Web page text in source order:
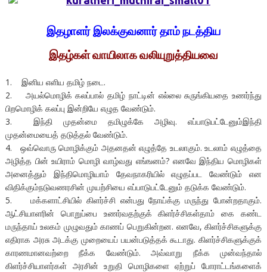
இதழாளர் இலக்குவனார் தாம் நடத்திய
இதழ்கள் வாயிலாக வலியுறுத்தியவை
1. இனிய எளிய தமிழ் நடை.
2. அயல்மொழிக் கலப்பால் தமிழ் நாட்டின் எல்லை சுருங்கியதை உணர்ந்து
பிறமொழிக் கலப்பு இன்றியே எழுத வேண்டும்.
3. இந்தி முதன்மை தமிழுக்கே அழிவு. எப்பாடுபட்டேனும்இந்தி
முதன்மையைத் தடுத்தல் வேண்டும்.
4. ஒவ்வொரு மொழிக்கும் அதனதன் எழுத்தே உடலாகும். உடலாம் எழுத்தை
அழித்த பின் உயிராம் மொழி வாழ்வது எங்ஙனம்? எனவே இந்திய மொழிகள்
அனைத்தும் இந்திமொழியாம் தேவநாகரியில் எழுதப்பட வேண்டும் என
விதிக்கும்நடுவணரசின் முயற்சியை எப்பாடுபட்டேனும் தடுக்க வேண்டும்.
5. மக்களாட்சியில் கிளர்ச்சி என்பது நோய்க்கு மருந்து போன்றதாகும்.
ஆட்சியாளரின் பொறுப்பை உணர்வதற்குக் கிளர்ச்சிகள்தாம் கை கண்ட
மருந்தாய் உலகம் முழுவதும் காணப் பெறுகின்றன. எனவே, கிளர்ச்சிகளுக்கு
எதிராக அரசு அடக்கு முறையைப் பயன்படுத்தக் கூடாது. கிளர்ச்சிகளுக்குக்
காரணமானவற்றை நீக்க வேண்டும். அவ்வாறு நீக்க முன்வந்தால்
கிளர்ச்சியாளர்கள் அரசின் உறுதி மொழிகளை ஏற்றுப் போராட்டங்களைக்